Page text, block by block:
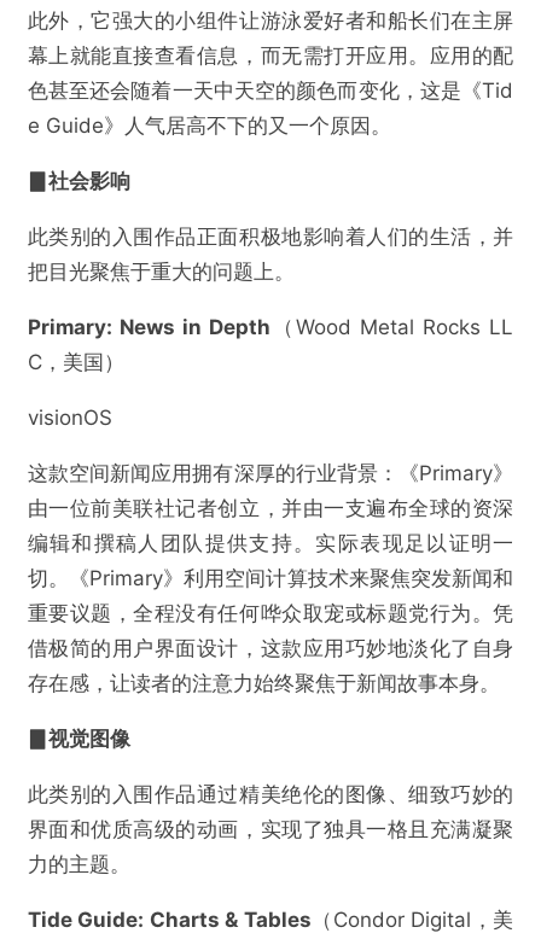
此外，它强大的小组件让游泳爱好者和船长们在主屏
幕上就能直接查看信息，而无需打开应用。应用的配
色甚至还会随着一天中天空的颜色而变化，这是《Tid
e Guide》人气居高不下的又一个原因。
▊社会影响
此类别的入围作品正面积极地影响着人们的生活，并
把目光聚焦于重大的问题上。
Primary: News in Depth ​（Wood Metal Rocks LL
C，美国）
visionOS
这款空间新闻应用拥有深厚的行业背景：《Primary》
由一位前美联社记者创立，并由一支遍布全球的资深
编辑和撰稿人团队提供支持。实际表现足以证明一
切。《Primary》利用空间计算技术来聚焦突发新闻和
重要议题，全程没有任何哗众取宠或标题党行为。凭
借极简的用户界面设计，这款应用巧妙地淡化了自身
存在感，让读者的注意力始终聚焦于新闻故事本身。
▊视觉图像
此类别的入围作品通过精美绝伦的图像、细致巧妙的
界面和优质高级的动画，实现了独具一格且充满凝聚
力的主题。
Tide Guide: Charts & Tables ​（Condor Digital，美